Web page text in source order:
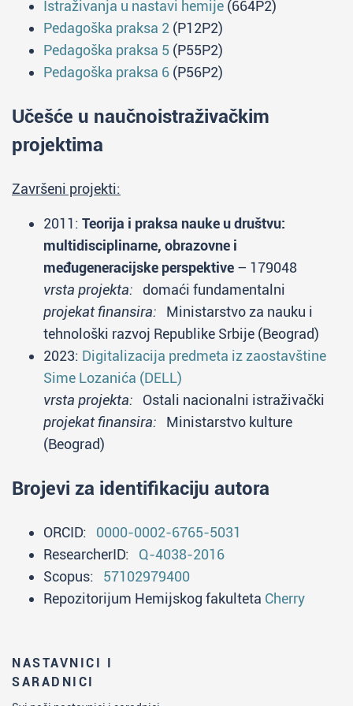
NASTAVNICI I
SARADNICI
Istraživanja u nastavi hemije (664P2)
Pedagoška praksa 2 (P12P2)
Pedagoška praksa 5 (P55P2)
Pedagoška praksa 6 (P56P2)
Učešće u naučnoistraživačkim
projektima
Završeni projekti:
2011: Teorija i praksa nauke u društvu:
multidisciplinarne, obrazovne i
međugeneracijske perspektive – 179048
vrsta projekta: domaći fundamentalni
projekat finansira: Ministarstvo za nauku i
tehnološki razvoj Republike Srbije (Beograd)
2023: Digitalizacija predmeta iz zaostavštine
Sime Lozanića (DELL)
vrsta projekta: Ostali nacionalni istraživački
projekat finansira: Ministarstvo kulture
(Beograd)
Brojevi za identifikaciju autora
ORCID: 0000-0002-6765-5031
ResearcherID: Q-4038-2016
Scopus: 57102979400
Repozitorijum Hemijskog fakulteta Cherry